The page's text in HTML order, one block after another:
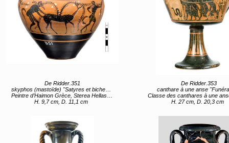
De Ridder.351
skyphos (mastoïde) "Satyres et biches" (titre d'usage)
Peintre d’Haimon Grèce, Sterea Hellas Evoia, Attique (lieu de création) entre 500 av JC et 480 av JC
H. 9,7 cm, D. 11,1 cm
De Ridder.353
canthare à une anse
Classe des canthares à une anse (attribué) Groupe du Périzoma (attribué) Grèce, Sterea Hellas Evoia, Attique (lieu de création)
H. 27 cm, D. 20,3 cm